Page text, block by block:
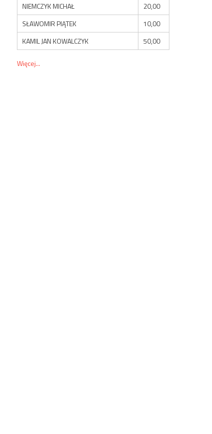
NIEMCZYK MICHAŁ
20,00
SŁAWOMIR PIĄTEK
10,00
KAMIL JAN KOWALCZYK
50,00
Więcej...